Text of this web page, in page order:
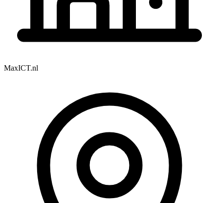
MaxICT.nl